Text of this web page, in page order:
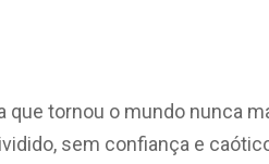
que tornou o mundo nunca
sem confiança e